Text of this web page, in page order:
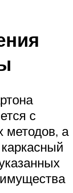
с
методов, а